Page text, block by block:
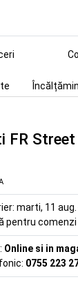
FR
marti, 11 aug.
pentru
Online si in
0755 223